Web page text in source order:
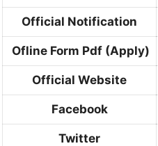
Official Notification
Ofline Form Pdf (Apply)
Official Website
Facebook
Twitter